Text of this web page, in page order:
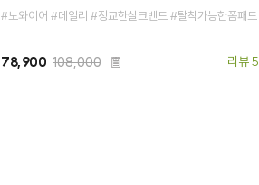
#노와이어 #데일리 #정교한실크밴드 #탈착가능한폼패드
78,900 108,000 리뷰 5